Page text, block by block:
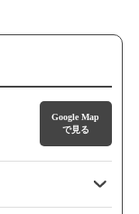
Google Map
で見る